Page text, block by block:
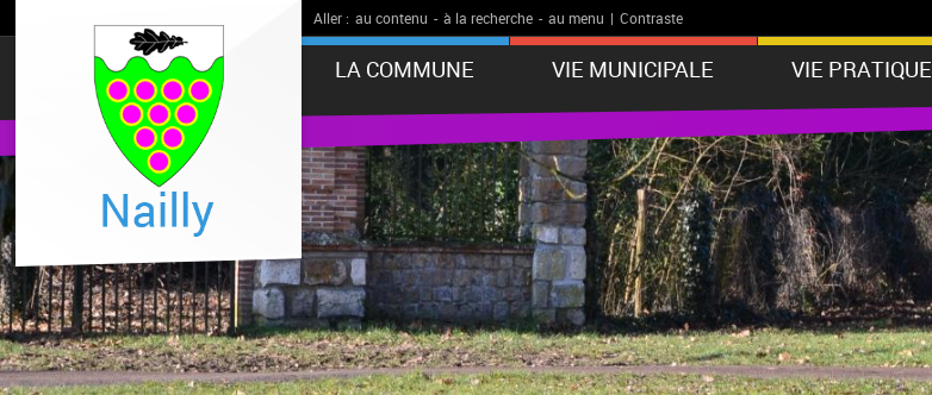
Aller : au contenu - à la recherche - au menu | Contraste
LA COMMUNE VIE MUNICIPALE VIE PRATIQUE